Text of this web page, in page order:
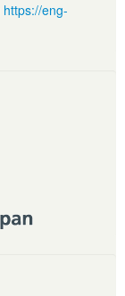
https://eng-